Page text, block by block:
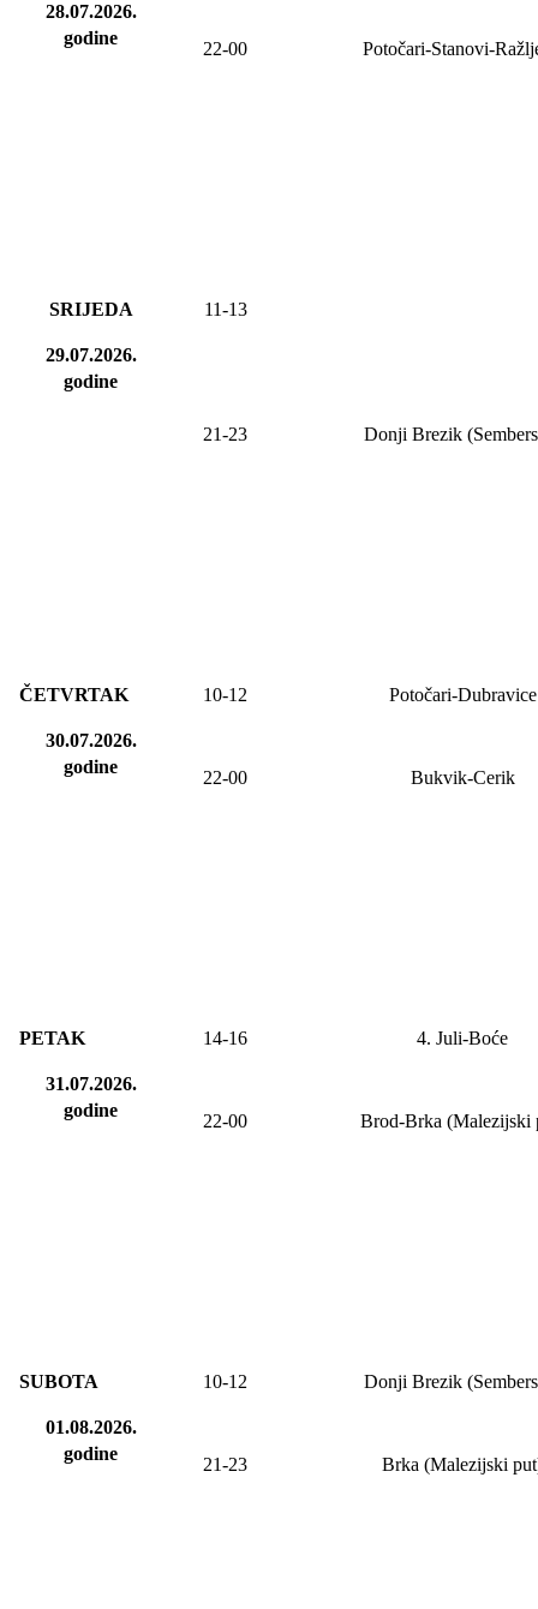
28.07.2026.
godine
22-00 Potočari-Stanovi-
SRIJEDA
29.07.2026.
godine
11-13
21-23 Donji Brezik
ČETVRTAK
30.07.2026.
godine
10-12 Potočari-Dubravice
22-00 Bukvik-Cerik
PETAK
31.07.2026.
godine
14-16 4. Juli-Boće
22-00 Brod-Brka (Malezijski
SUBOTA
01.08.2026.
godine
10-12 Donji Brezik
21-23 Brka (Malezijski